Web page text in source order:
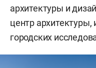
архитектуры и
центр архитектуры,
городских